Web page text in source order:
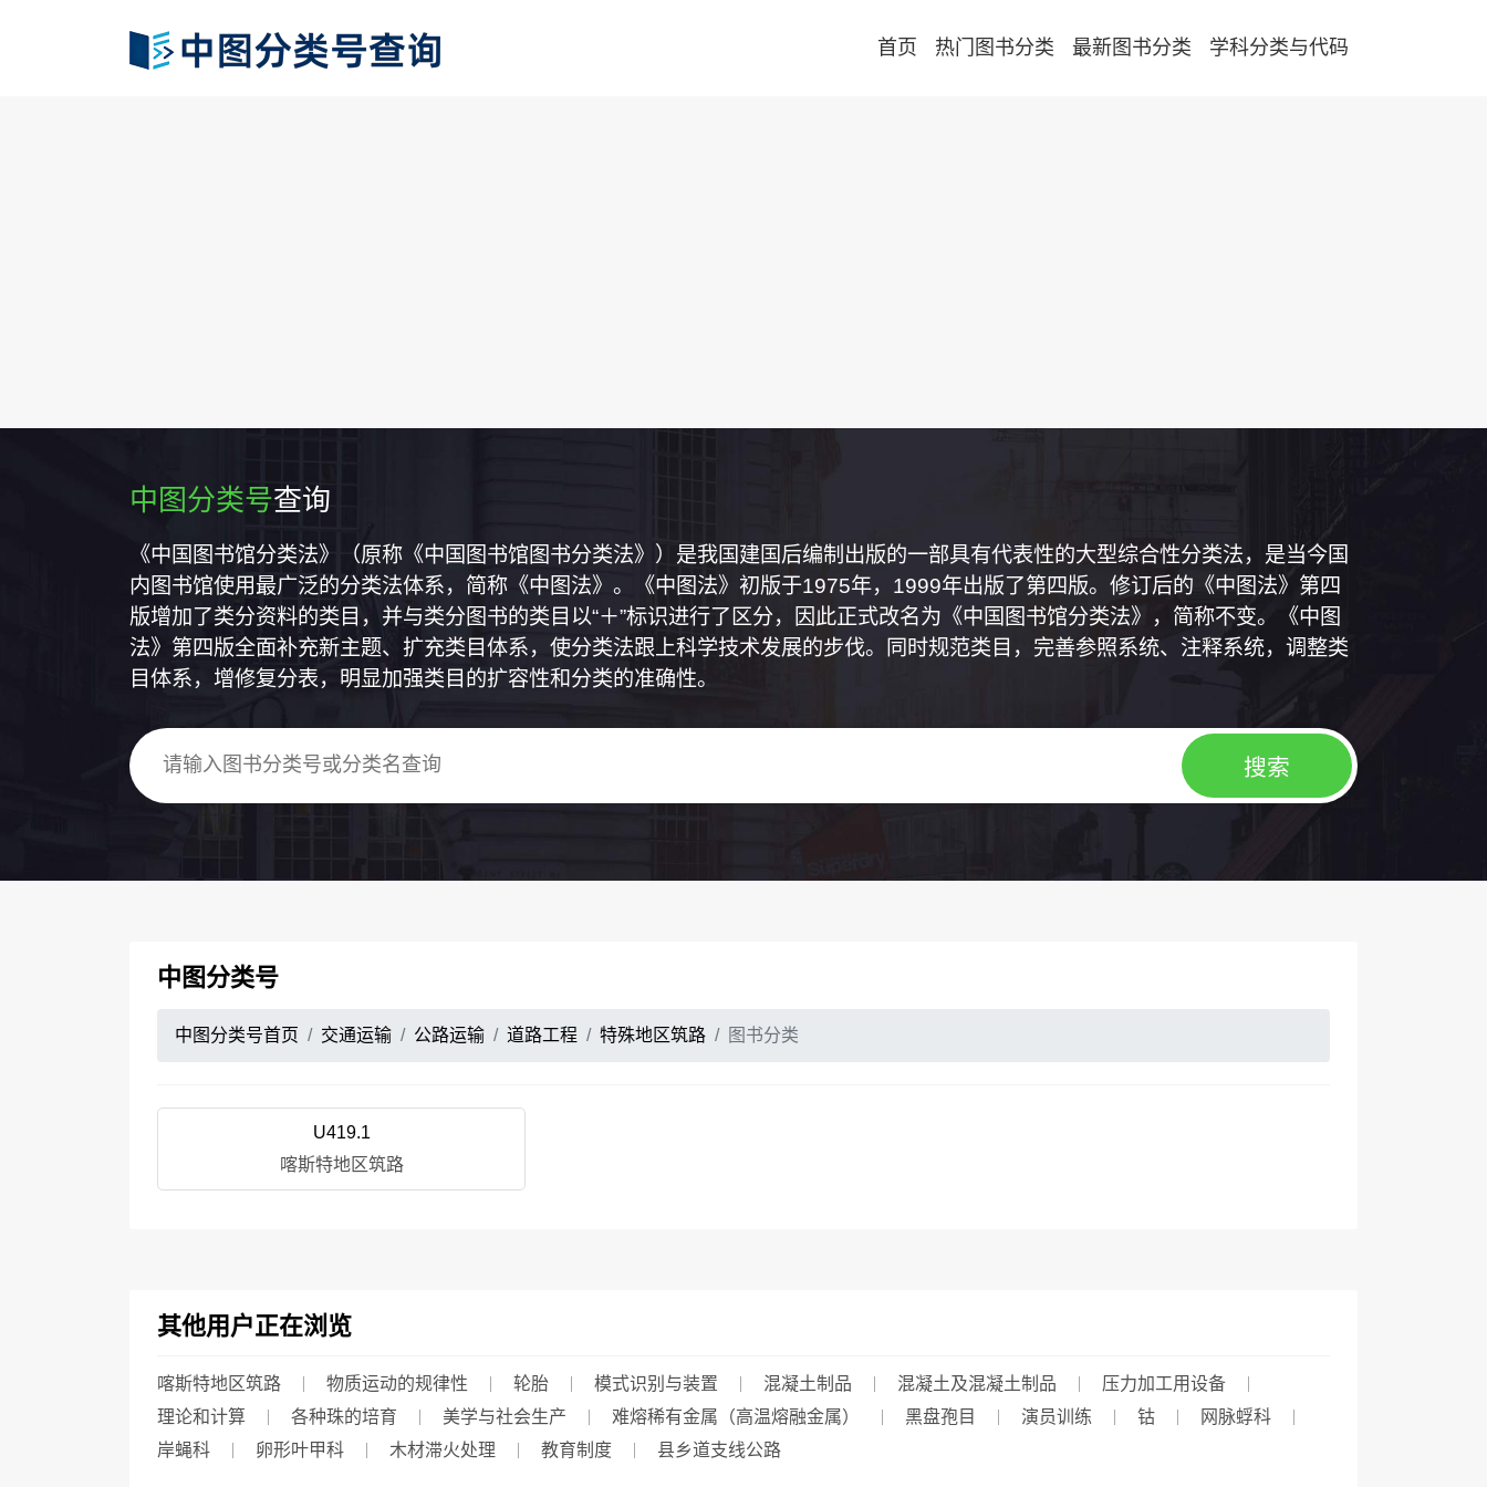
首页 热门图书分类 最新图书分类 学科分类与代码
中图分类号查询
《中国图书馆分类法》（原称《中国图书馆图书分类法》）是我国建国后编制出版的一部具有代表性的大型综合性分类法，是当今国
内图书馆使用最广泛的分类法体系，简称《中图法》。《中图法》初版于1975年，1999年出版了第四版。修订后的《中图法》第四
版增加了类分资料的类目，并与类分图书的类目以“＋”标识进行了区分，因此正式改名为《中国图书馆分类法》，简称不变。《中图
法》第四版全面补充新主题、扩充类目体系，使分类法跟上科学技术发展的步伐。同时规范类目，完善参照系统、注释系统，调整类
目体系，增修复分表，明显加强类目的扩容性和分类的准确性。
中图分类号
中图分类号首页 交通运输 公路运输 道路工程 特殊地区筑路 图书分类
U419.1
喀斯特地区筑路
其他用户正在浏览
喀斯特地区筑路 物质运动的规律性 轮胎 模式识别与装置 混凝土制品 混凝土及混凝土制品
压力加工用设备
理论和计算
各种珠的培育 美学与社会生产 难熔稀有金属（高温熔融金属） 黑盘孢目 演员训练 钴
网脉蜉科
岸蝇科
卵形叶甲科 木材滞火处理 教育制度 县乡道支线公路